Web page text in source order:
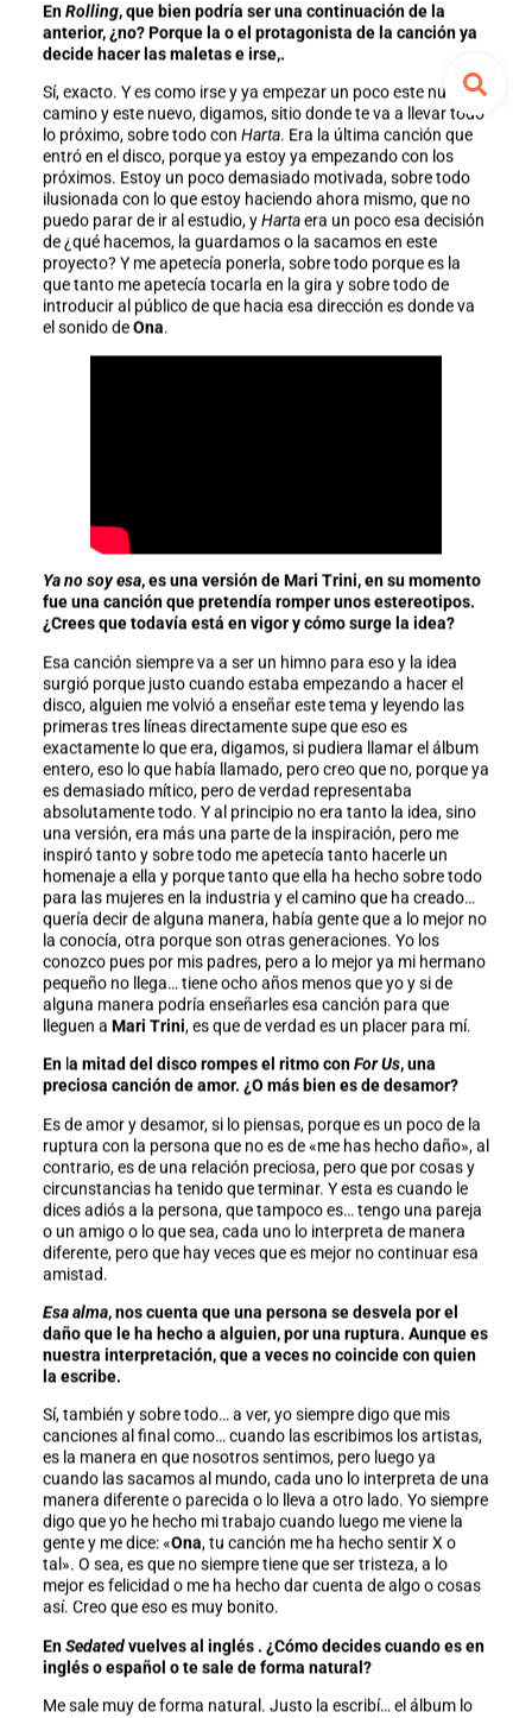
EnRolling, que bien podría ser una continuación de la
anterior, ¿no? Porque la o el protagonista de la canción ya
decide hacer las maletas e irse,.
Sí, exacto. Y es como irse y ya empezar un poco este nuevo
camino y este nuevo, digamos, sitio donde te va a llevar todo
lo próximo, sobre todo con Harta. Era la última canción que
entró en el disco, porque ya estoy ya empezando con los
próximos. Estoy un poco demasiado motivada, sobre todo
ilusionada con lo que estoy haciendo ahora mismo, que no
puedo parar de ir al estudio, yHartaera un poco esa decisión
de ¿qué hacemos, la guardamos o la sacamos en este
proyecto? Y me apetecía ponerla, sobre todo porque es la
que tanto me apetecía tocarla en la gira y sobre todo de
introducir al público de que hacia esa dirección es donde va
el sonido deOna.
Ya no soy esa, es una versión de Mari Trini, en su momento
fue una canción que pretendía romper unos estereotipos.
¿Crees que todavía está en vigor y cómo surge la idea?
Esa canción siempre va a ser un himno para eso y la idea
surgió porque justo cuando estaba empezando a hacer el
disco, alguien me volvió a enseñar este tema y leyendo las
primeras tres líneas directamente supe que eso es
exactamente lo que era, digamos, si pudiera llamar el álbum
entero, eso lo que había llamado, pero creo que no, porque ya
es demasiado mítico, pero de verdad representaba
absolutamente todo. Y al principio no era tanto la idea, sino
una versión, era más una parte de la inspiración, pero me
inspiró tanto y sobre todo me apetecía tanto hacerle un
homenaje a ella y porque tanto que ella ha hecho sobre todo
para las mujeres en la industria y el camino que ha creado…
quería decir de alguna manera, había gente que a lo mejor no
la conocía, otra porque son otras generaciones. Yo los
conozco pues por mis padres, pero a lo mejor ya mi hermano
pequeño no llega… tiene ocho años menos que yo y si de
alguna manera podría enseñarles esa canción para que
lleguen a Mari Trini, es que de verdad es un placer para mí.
Enl a mitad del disco rompes el ritmo conFor Us, una
preciosa canción de amor. ¿O más bien es de desamor?
Es de amor y desamor, si lo piensas, porque es un poco de la
ruptura con la persona que no es de «me has hecho daño», al
contrario, es de una relación preciosa, pero que por cosas y
circunstancias ha tenido que terminar. Y esta es cuando le
dices adiós a la persona, que tampoco es… tengo una pareja
o un amigo o lo que sea, cada uno lo interpreta de manera
diferente, pero que hay veces que es mejor no continuar esa
amistad.
Esa alma, nos cuenta que una persona se desvela por el
daño que le ha hecho a alguien, por una ruptura. Aunque es
nuestra interpretación, que a veces no coincide con quien
la escribe.
Sí, también y sobre todo… a ver, yo siempre digo que mis
canciones al final como… cuando las escribimos los artistas,
es la manera en que nosotros sentimos, pero luego ya
cuando las sacamos al mundo, cada uno lo interpreta de una
manera diferente o parecida o lo lleva a otro lado. Yo siempre
digo que yo he hecho mi trabajo cuando luego me viene la
gente y me dice: «Ona, tu canción me ha hecho sentir X o
tal». O sea, es que no siempre tiene que ser tristeza, a lo
mejor es felicidad o me ha hecho dar cuenta de algo o cosas
así. Creo que eso es muy bonito.
EnSedatedvuelves al inglés . ¿Cómo decides cuando es en
inglés o español o te sale de forma natural?
Me sale muy de forma natural. Justo la escribí… el álbum lo